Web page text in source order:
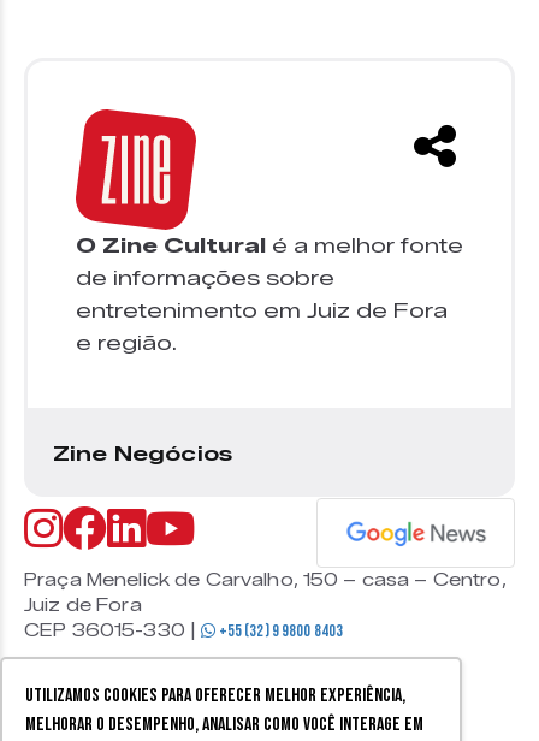
Utilizamos cookies para oferecer melhor experiência,
melhorar o desempenho, analisar como você interage em
O Zine Cultural é a melhor fonte
de informações sobre
entretenimento em Juiz de Fora
e região.
Zine Negócios
Praça Menelick de Carvalho, 150 – casa – Centro,
Juiz de Fora
CEP 36015-330 |
+55 (32) 9 9800 8403